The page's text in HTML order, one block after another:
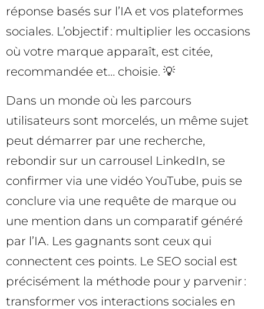
réponse basés sur l’IA et vos plateformes
sociales. L’objectif : multiplier les occasions
où votre marque apparaît, est citée,
recommandée et… choisie. 💡
Dans un monde où les parcours
utilisateurs sont morcelés, un même sujet
peut démarrer par une recherche,
rebondir sur un carrousel LinkedIn, se
confirmer via une vidéo YouTube, puis se
conclure via une requête de marque ou
une mention dans un comparatif généré
par l’IA. Les gagnants sont ceux qui
connectent ces points. Le SEO social est
précisément la méthode pour y parvenir :
transformer vos interactions sociales en